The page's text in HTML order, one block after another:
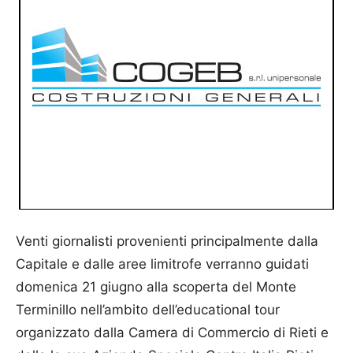
Venti giornalisti provenienti principalmente dalla
Capitale e dalle aree limitrofe verranno guidati
domenica 21 giugno alla scoperta del Monte
Terminillo nell’ambito dell’educational tour
organizzato dalla Camera di Commercio di Rieti e